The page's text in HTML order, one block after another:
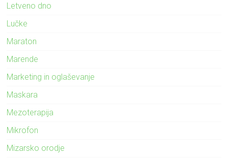
Letveno dno
Lučke
Maraton
Marende
Marketing in oglaševanje
Maskara
Mezoterapija
Mikrofon
Mizarsko orodje